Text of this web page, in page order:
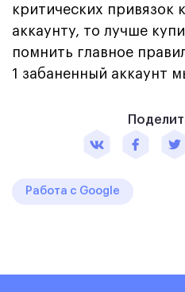
критических привязок
аккаунту, то лучше
помнить главное
1 забаненный аккаунт
Работа с Google